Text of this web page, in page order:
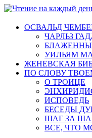
ОСВАЛЬД
ЧАРЛЬЗ
УИЛЬЯМ
ЖЕНЕВСКАЯ
ПО СЛОВУ
О ТРОИЦЕ
ИСПОВЕДЬ
БЕСЕДЫ
ШАГ ЗА
ВСЕ, ЧТО